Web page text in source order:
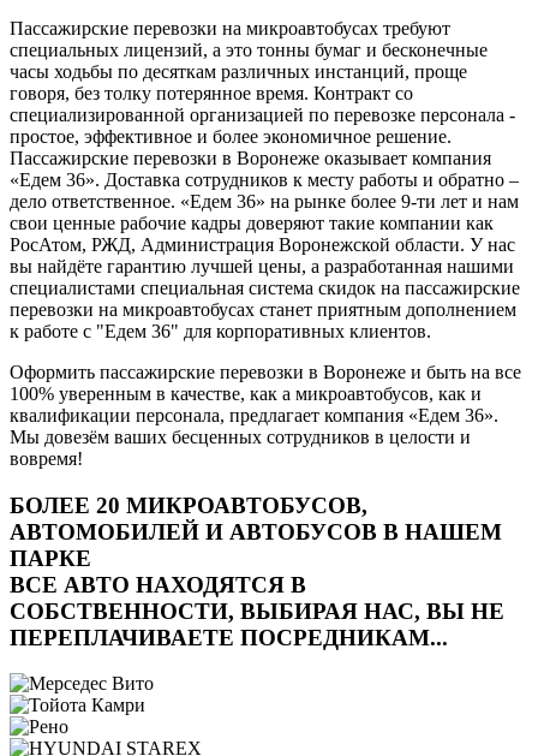
Пассажирские перевозки на микроавтобусах требуют
специальных лицензий, а это тонны бумаг и бесконечные
часы ходьбы по десяткам различных инстанций, проще
говоря, без толку потерянное время. Контракт со
специализированной организацией по перевозке персонала -
простое, эффективное и более экономичное решение.
Пассажирские перевозки в Воронеже оказывает компания
«Едем 36». Доставка сотрудников к месту работы и обратно –
дело ответственное. «Едем 36» на рынке более 9-ти лет и нам
свои ценные рабочие кадры доверяют такие компании как
РосАтом, РЖД, Администрация Воронежской области. У нас
вы найдёте гарантию лучшей цены, а разработанная нашими
специалистами специальная система скидок на пассажирские
перевозки на микроавтобусах станет приятным дополнением
к работе с "Едем 36" для корпоративных клиентов.
Оформить пассажирские перевозки в Воронеже и быть на все
100% уверенным в качестве, как а микроавтобусов, как и
квалификации персонала, предлагает компания «Едем 36».
Мы довезём ваших бесценных сотрудников в целости и
вовремя!
БОЛЕЕ 20 МИКРОАВТОБУСОВ,
АВТОМОБИЛЕЙ И АВТОБУСОВ В НАШЕМ
ПАРКЕ
ВСЕ АВТО НАХОДЯТСЯ В
СОБСТВЕННОСТИ, ВЫБИРАЯ НАС, ВЫ НЕ
ПЕРЕПЛАЧИВАЕТЕ ПОСРЕДНИКАМ...